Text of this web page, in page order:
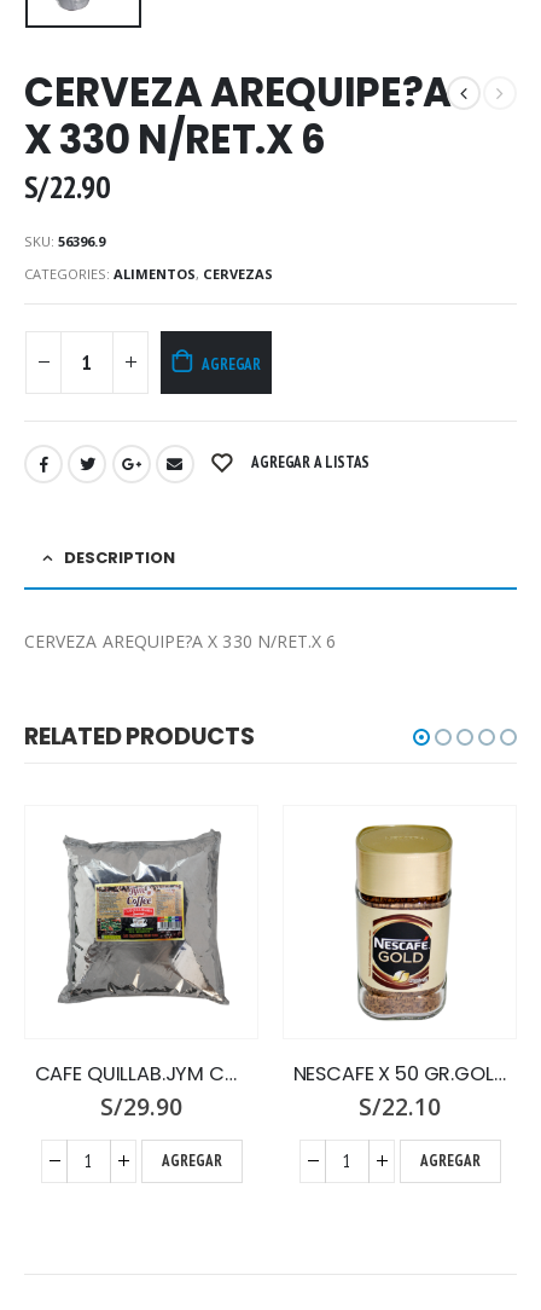
CERVEZA AREQUIPE?A
X 330 N/RET.X 6
S/22.90
SKU: 56396.9
CATEGORIES: ALIMENTOS, CERVEZAS
AGREGAR
AGREGAR A LISTAS
DESCRIPTION
CERVEZA AREQUIPE?A X 330 N/RET.X 6
RELATED PRODUCTS
CAFE QUILLAB.JYM COFFEE X 460 NEG.TINTO
S/29.90
AGREGAR
NESCAFE X 50 GR.GOLD
S/22.10
AGREGAR